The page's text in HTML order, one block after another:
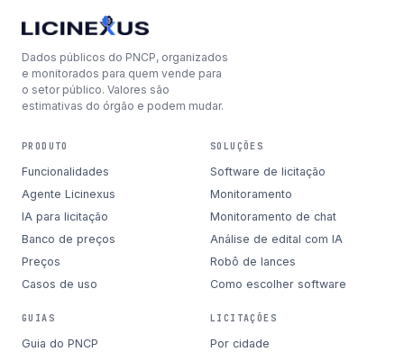
Dados públicos do PNCP, organizados
e monitorados para quem vende para
o setor público. Valores são
estimativas do órgão e podem mudar.
PRODUTO
Funcionalidades
Agente Licinexus
IA para licitação
Banco de preços
Preços
Casos de uso
SOLUÇÕES
Software de licitação
Monitoramento
Monitoramento de chat
Análise de edital com IA
Robô de lances
Como escolher software
GUIAS
Guia do PNCP
LICITAÇÕES
Por cidade